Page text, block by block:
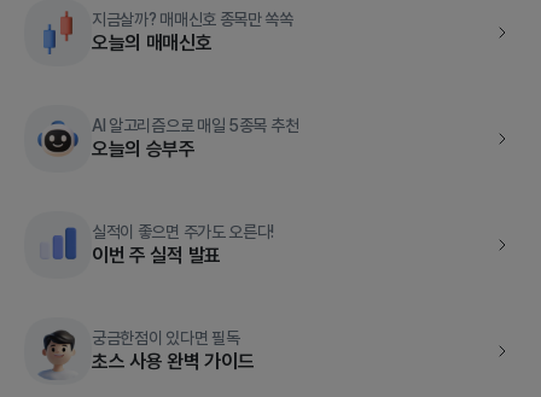
지금살까? 매매신호 종목만 쏙쏙
오늘의 매매신호
AI 알고리즘으로 매일 5종목 추천
오늘의 승부주
실적이 좋으면 주가도 오른다!
이번 주 실적 발표
궁금한점이 있다면 필독
초스 사용 완벽 가이드